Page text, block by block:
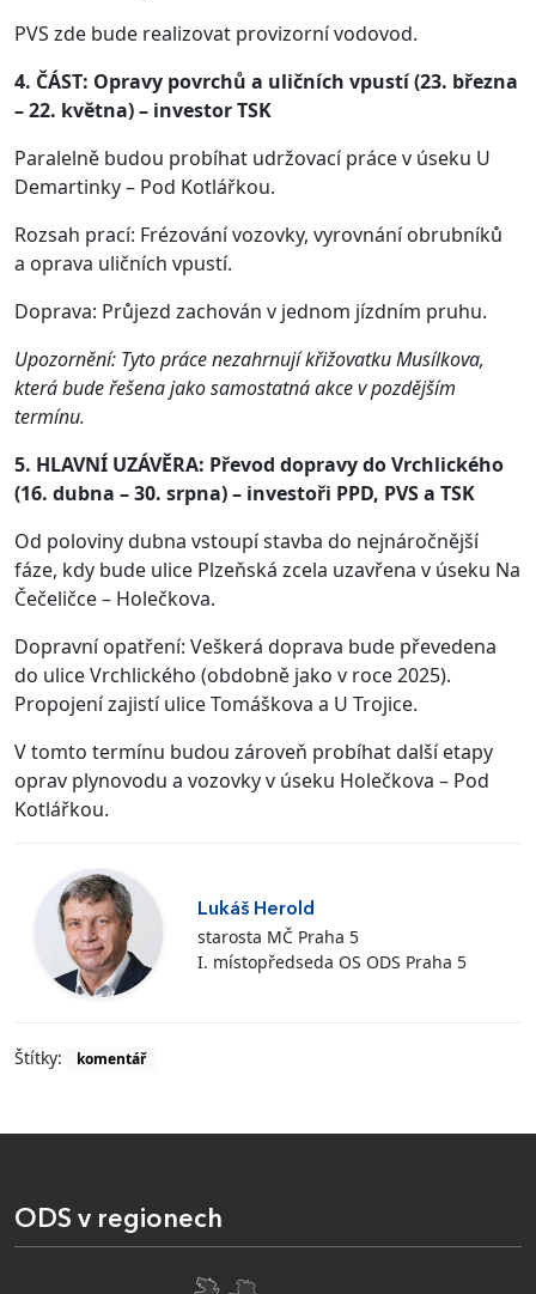
PVS zde bude realizovat provizorní vodovod.
4. ČÁST: Opravy povrchů a uličních vpustí (23. března
– 22. května) – investor TSK
Paralelně budou probíhat udržovací práce v úseku U
Demartinky – Pod Kotlářkou.
Rozsah prací: Frézování vozovky, vyrovnání obrubníků
a oprava uličních vpustí.
Doprava: Průjezd zachován v jednom jízdním pruhu.
Upozornění: Tyto práce nezahrnují křižovatku Musílkova,
která bude řešena jako samostatná akce v pozdějším
termínu.
5. HLAVNÍ UZÁVĚRA: Převod dopravy do Vrchlického
(16. dubna – 30. srpna) – investoři PPD, PVS a TSK
Od poloviny dubna vstoupí stavba do nejnáročnější
fáze, kdy bude ulice Plzeňská zcela uzavřena v úseku Na
Čečeličce – Holečkova.
Dopravní opatření: Veškerá doprava bude převedena
do ulice Vrchlického (obdobně jako v roce 2025).
Propojení zajistí ulice Tomáškova a U Trojice.
V tomto termínu budou zároveň probíhat další etapy
oprav plynovodu a vozovky v úseku Holečkova – Pod
Kotlářkou.
Lukáš Herold
starosta MČ Praha 5
I. místopředseda OS ODS Praha 5
Štítky: komentář
ODS v regionech